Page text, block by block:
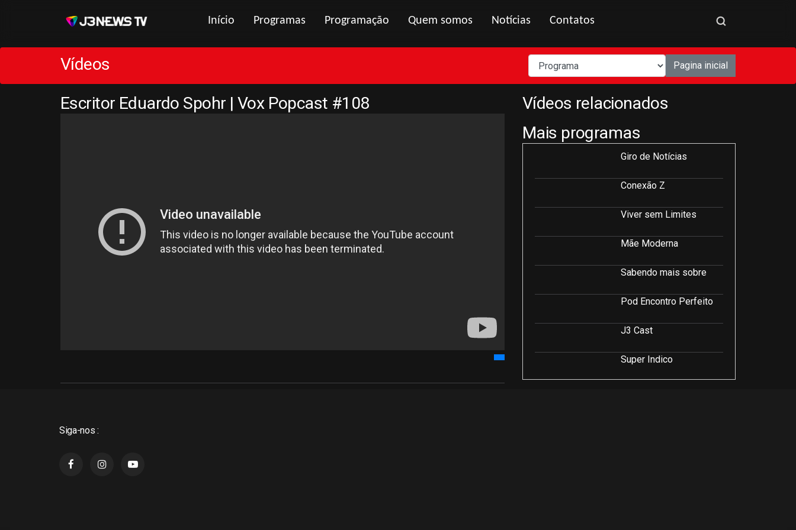
Início Programas Programação Quem somos Notícias Contatos
Vídeos Pagina inicial
Escritor Eduardo Spohr | Vox Popcast #108
Vídeos relacionados
Mais programas
Giro de Notícias
Conexão Z
Viver sem Limites
Mãe Moderna
Sabendo mais sobre
Pod Encontro Perfeito
J3 Cast
Super Indico
Siga-nos :